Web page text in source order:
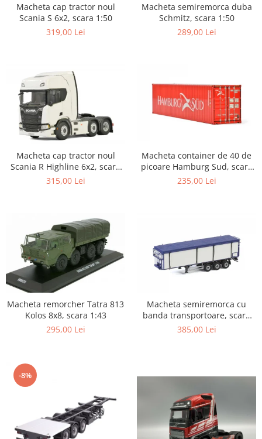
Macheta cap tractor noul
Scania S 6x2, scara 1:50
319,00 Lei
Macheta semiremorca duba
Schmitz, scara 1:50
289,00 Lei
Macheta cap tractor noul
Scania R Highline 6x2, scara
1:50
315,00 Lei
Macheta container de 40 de
picoare Hamburg Sud, scara
1:50
235,00 Lei
Macheta remorcher Tatra 813
Kolos 8x8, scara 1:43
295,00 Lei
Macheta semiremorca cu
banda transportoare, scara
1:50
385,00 Lei
-8%